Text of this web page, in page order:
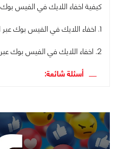
كيفية اخفاء اللايك في الفيس بوك
1. اخفاء اللايك في الفيس بوك عبر الهاتف
2. اخفاء اللايك في الفيس بوك عبر الويب
أسئلة شائعة: